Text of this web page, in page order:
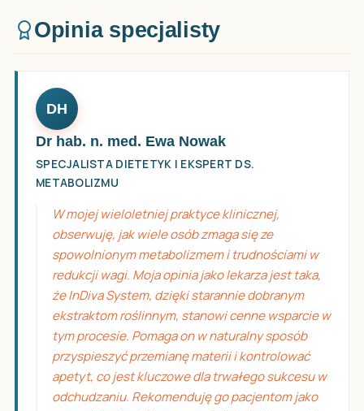
Opinia specjalisty
DH
Dr hab. n. med. Ewa Nowak
SPECJALISTA DIETETYK I EKSPERT DS.
METABOLIZMU
W mojej wieloletniej praktyce klinicznej,
obserwuję, jak wiele osób zmaga się ze
spowolnionym metabolizmem i trudnościami w
redukcji wagi. Moja opinia jako lekarza jest taka,
że InDiva System, dzięki starannie dobranym
ekstraktom roślinnym, stanowi cenne wsparcie w
tym procesie. Pomaga on w naturalny sposób
przyspieszyć przemianę materii i kontrolować
apetyt, co jest kluczowe dla trwałego sukcesu w
odchudzaniu. Rekomenduję go pacjentom jako